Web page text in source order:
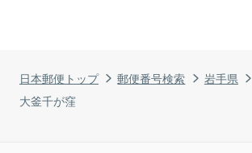
日本郵便トップ 郵便番号検索 岩手県
大釜千が窪